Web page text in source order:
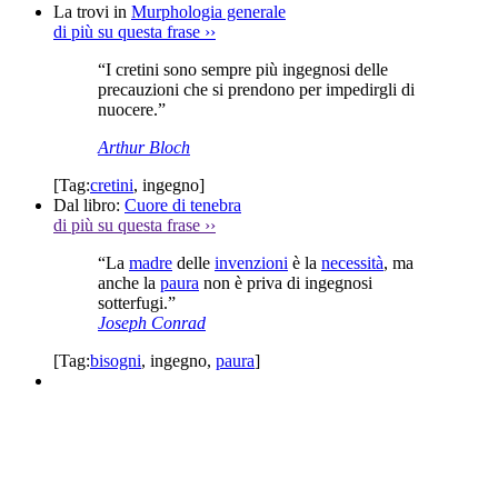
La trovi in Murphologia generale
di più su questa frase ››
“I cretini sono sempre più ingegnosi delle
precauzioni che si prendono per impedirgli di
nuocere.”
Arthur Bloch
[Tag:cretini, ingegno]
Dal libro: Cuore di tenebra
di più su questa frase ››
“La madre delle invenzioni è la necessità, ma
anche la paura non è priva di ingegnosi
sotterfugi.”
Joseph Conrad
[Tag:bisogni, ingegno, paura]